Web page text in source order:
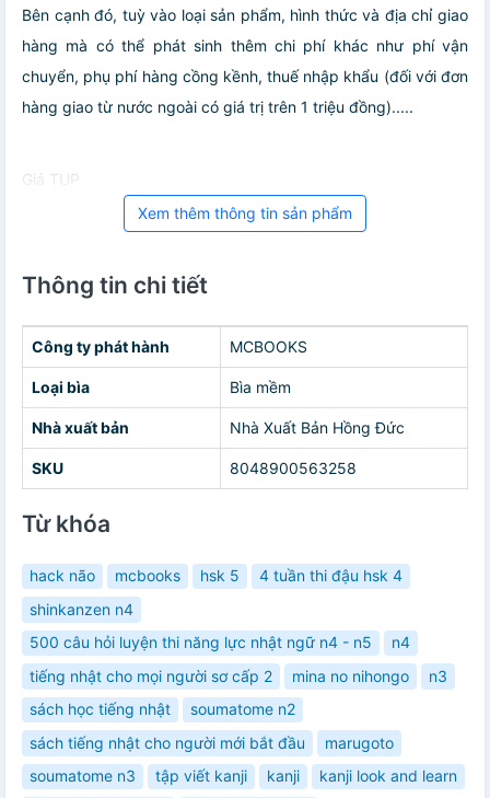
Bên cạnh đó, tuỳ vào loại sản phẩm, hình thức và địa chỉ giao
hàng mà có thể phát sinh thêm chi phí khác như phí vận
chuyển, phụ phí hàng cồng kềnh, thuế nhập khẩu (đối với đơn
hàng giao từ nước ngoài có giá trị trên 1 triệu đồng).....
Giá TUP
Xem thêm thông tin sản phẩm
Thông tin chi tiết
Công ty phát hành MCBOOKS
Loại bìa Bìa mềm
Nhà xuất bản Nhà Xuất Bản Hồng Đức
SKU 8048900563258
Từ khóa
hack não mcbooks hsk 5
4 tuần thi đậu hsk 4
shinkanzen n4
500 câu hỏi luyện thi năng lực nhật ngữ n4 - n5
n4
tiếng nhật cho mọi người sơ cấp 2
mina no nihongo
n3
sách học tiếng nhật
soumatome n2
sách tiếng nhật cho người mới bắt đầu
marugoto
soumatome n3
tập viết kanji kanji
kanji look and learn